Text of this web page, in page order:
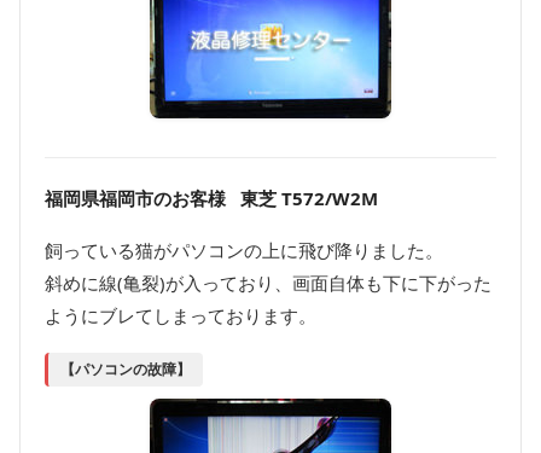
福岡県福岡市のお客様 東芝 T572/W2M
飼っている猫がパソコンの上に飛び降りました。
斜めに線(亀裂)が入っており、画面自体も下に下がった
ようにブレてしまっております。
【パソコンの故障】